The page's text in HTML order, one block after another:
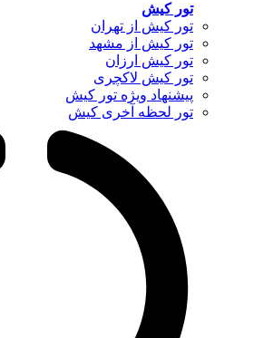
تور کیش
تور کیش از تهران
تور کیش از مشهد
تور کیش ارزان
تور کیش لاکچری
پیشنهاد ویژه تور کیش
تور لحظه آخری کیش